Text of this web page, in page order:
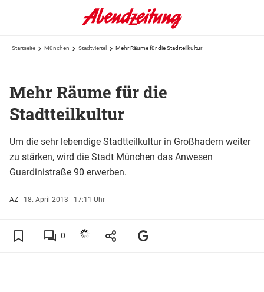
Startseite München Stadtviertel Mehr Räume für die Stadtteilkultur
Mehr Räume für die
Stadtteilkultur
Um die sehr lebendige Stadtteilkultur in Großhadern weiter
zu stärken, wird die Stadt München das Anwesen
Guardinistraße 90 erwerben.
AZ | 18. April 2013 - 17:11 Uhr
0